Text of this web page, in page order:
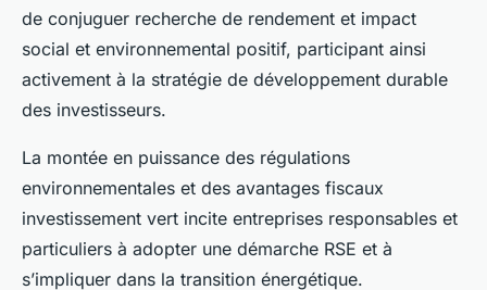
de conjuguer recherche de rendement et impact
social et environnemental positif, participant ainsi
activement à la stratégie de développement durable
des investisseurs.
La montée en puissance des régulations
environnementales et des avantages fiscaux
investissement vert incite entreprises responsables et
particuliers à adopter une démarche RSE et à
s’impliquer dans la transition énergétique.